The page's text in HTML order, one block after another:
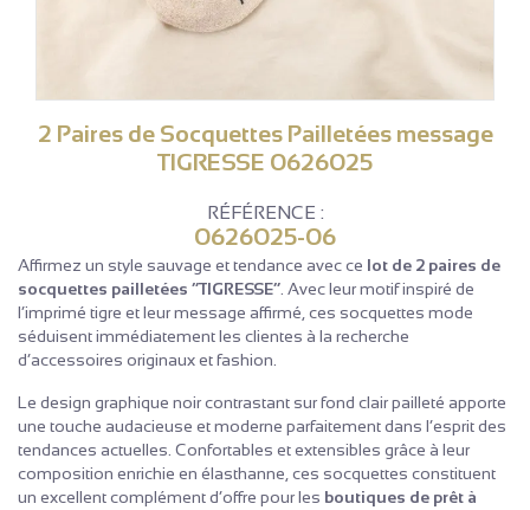
2 Paires de Socquettes Pailletées message
TIGRESSE 0626025
RÉFÉRENCE :
0626025-06
Affirmez un style sauvage et tendance avec ce lot de 2 paires de
socquettes pailletées “TIGRESSE” . Avec leur motif inspiré de
l’imprimé tigre et leur message affirmé, ces socquettes mode
séduisent immédiatement les clientes à la recherche
d’accessoires originaux et fashion.
Le design graphique noir contrastant sur fond clair pailleté apporte
une touche audacieuse et moderne parfaitement dans l’esprit des
tendances actuelles. Confortables et extensibles grâce à leur
composition enrichie en élasthanne, ces socquettes constituent
un excellent complément d’offre pour les boutiques de prêt à